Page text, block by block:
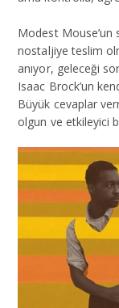
Modest Mouse’un
nostaljiye teslim
anıyor, geleceği
Isaac Brock’un
Büyük cevaplar
olgun ve etkileyici